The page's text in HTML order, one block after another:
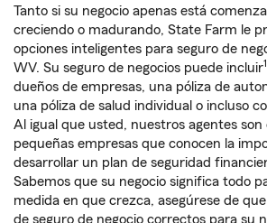
Tanto si su negocio apenas está
creciendo o madurando, State Farm le
opciones inteligentes para seguro de
WV. Su seguro de negocios puede incluir1
dueños de empresas, una póliza de
una póliza de salud individual o incluso
Al igual que usted, nuestros agentes son
pequeñas empresas que conocen la
desarrollar un plan de seguridad
Sabemos que su negocio significa todo
medida en que crezca, asegúrese de
de seguro de negocio correctos para su